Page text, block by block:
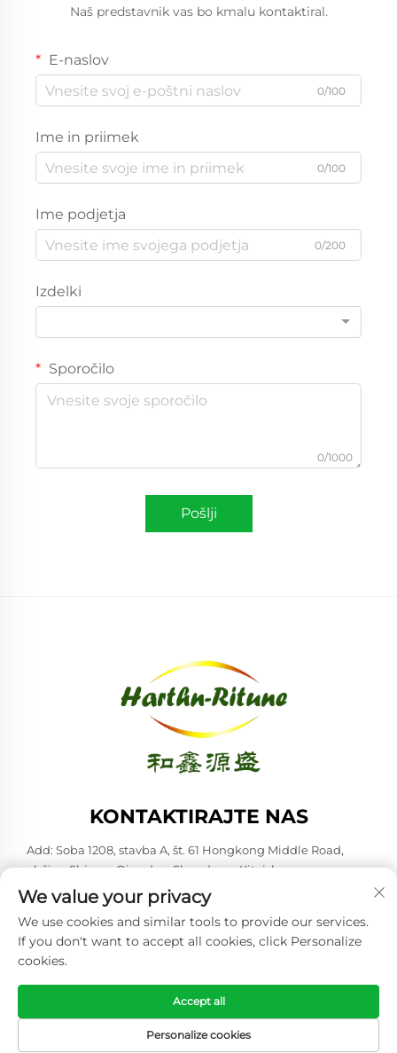
Naš predstavnik vas bo kmalu kontaktiral.
E-naslov
0/100
Ime in priimek
0/100
Ime podjetja
0/200
Izdelki
Sporočilo
0/1000
Pošlji
KONTAKTIRAJTE NAS
Add: Soba 1208, stavba A, št. 61 Hongkong Middle Road,
občina Shinan, Qingdao, Shandong, Kitajska
Tel:+86-53285879528
E-pošta:[email protected]
Avtorske pravice © 2026 Qingdao Harthn-ritune Corp., Ltd. Vse
pravice pridržane. -Politika zasebnosti
We value your privacy
We use cookies and similar tools to provide our services.
If you don't want to accept all cookies, click Personalize
cookies.
Personalize cookies
Accept all